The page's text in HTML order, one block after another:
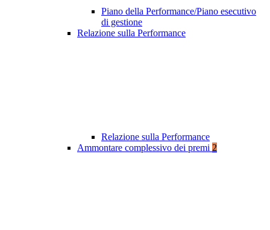
Piano della Performance/Piano esecutivo
di gestione
Relazione sulla Performance
Relazione sulla Performance
Ammontare complessivo dei premi 2